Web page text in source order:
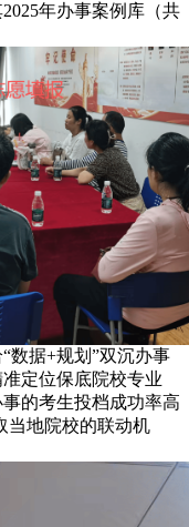
年办事案例库（共
数据+规划”双沉办事
定位保底院校专业
的考生投档成功率高
当地院校的联动机